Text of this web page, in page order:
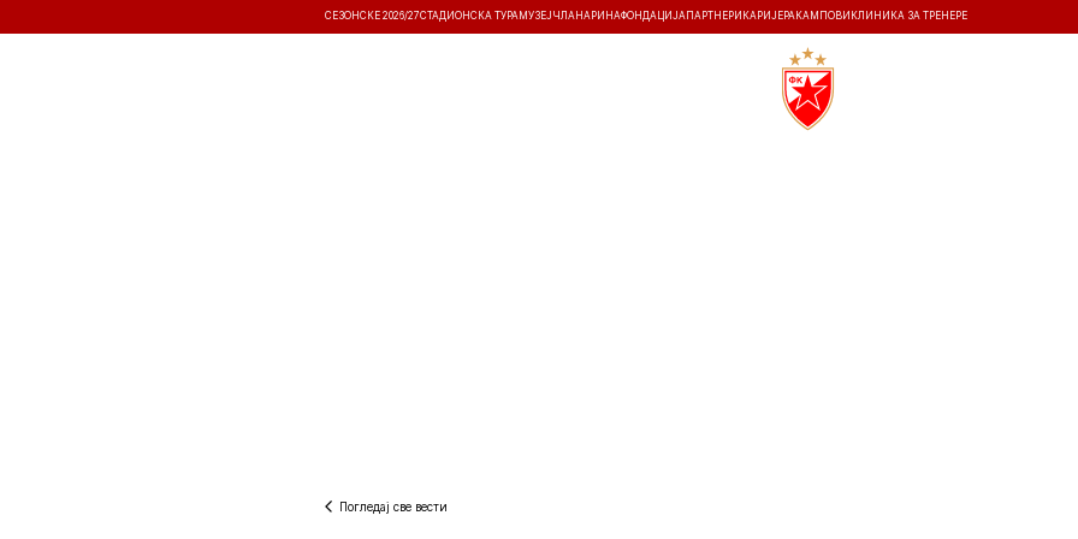
СЕЗОНСКЕ 2026/27СТАДИОНСКА ТУРА МУЗЕЈ ЧЛАНАРИНАФОНДАЦИЈА ПАРТНЕРИ КАРИЈЕРА КАМПОВИ КЛИНИКА ЗА ТРЕНЕРЕ
Погледај све вести